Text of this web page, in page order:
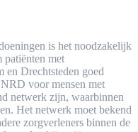
is het noodzakelijk
patiënten met
en Drechtsteden goed
voor mensen met
netwerk zijn, waarbinnen
Het netwerk moet bekend
zorgverleners binnen de